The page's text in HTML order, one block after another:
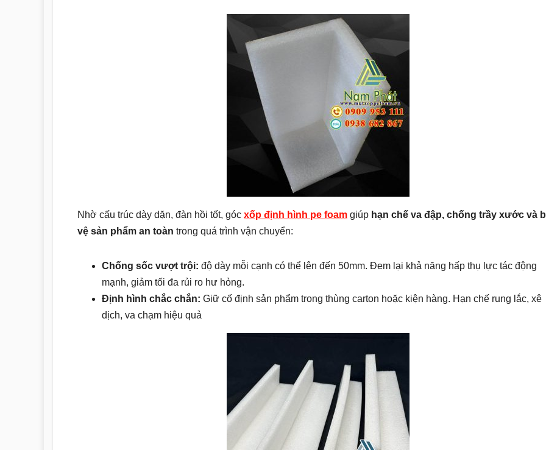
Nhờ cấu trúc dày dặn, đàn hồi tốt, góc xốp định hình pe foam giúp hạn chế va đập, chống trầy xước và
vệ sản phẩm an toàn trong quá trình vận chuyển:
Chống sốc vượt trội: độ dày mỗi cạnh có thể lên đến 50mm. Đem lại khả năng hấp thụ lực tác động
mạnh, giảm tối đa rủi ro hư hỏng.
Định hình chắc chắn: Giữ cố định sản phẩm trong thùng carton hoặc kiện hàng. Hạn chế rung lắc, xê
dịch, va chạm hiệu quả